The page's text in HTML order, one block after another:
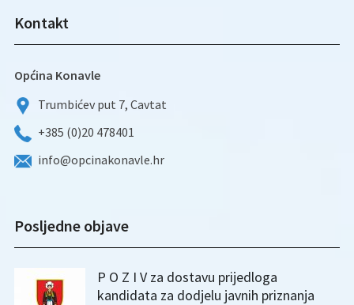
Kontakt
Općina Konavle
Trumbićev put 7, Cavtat
+385 (0)20 478401
info@opcinakonavle.hr
Posljedne objave
P O Z I V za dostavu prijedloga
kandidata za dodjelu javnih priznanja